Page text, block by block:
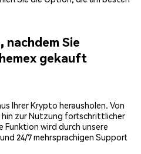
nachdem Sie
gekauft
Ihrer Krypto herausholen. Von
zur Nutzung fortschrittlicher
Funktion wird durch unsere
24/7 mehrsprachigen Support